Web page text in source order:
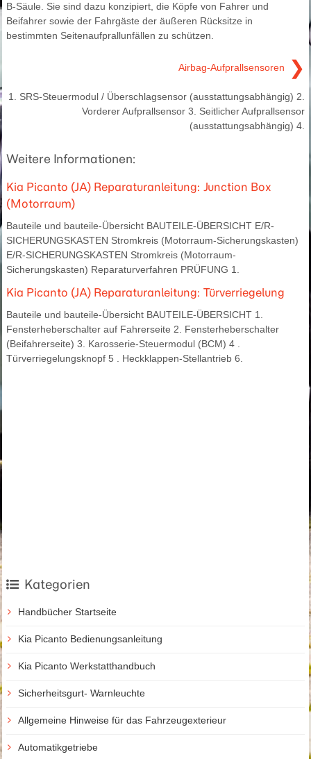
B-Säule. Sie sind dazu konzipiert, die Köpfe von Fahrer und
Beifahrer sowie der Fahrgäste der äußeren Rücksitze in
bestimmten Seitenaufprallunfällen zu schützen.
Airbag-Aufprallsensoren ❯
1. SRS-Steuermodul / Überschlagsensor (ausstattungsabhängig) 2.
Vorderer Aufprallsensor 3. Seitlicher Aufprallsensor
(ausstattungsabhängig) 4.
Weitere Informationen:
Kia Picanto (JA) Reparaturanleitung: Junction Box
(Motorraum)
Bauteile und bauteile-Übersicht BAUTEILE-ÜBERSICHT E/R-
SICHERUNGSKASTEN Stromkreis (Motorraum-Sicherungskasten)
E/R-SICHERUNGSKASTEN Stromkreis (Motorraum-
Sicherungskasten) Reparaturverfahren PRÜFUNG 1.
Kia Picanto (JA) Reparaturanleitung: Türverriegelung
Bauteile und bauteile-Übersicht BAUTEILE-ÜBERSICHT 1.
Fensterheberschalter auf Fahrerseite 2. Fensterheberschalter
(Beifahrerseite) 3. Karosserie-Steuermodul (BCM) 4 .
Türverriegelungsknopf 5 . Heckklappen-Stellantrieb 6.
Kategorien
Handbücher Startseite
Kia Picanto Bedienungsanleitung
Kia Picanto Werkstatthandbuch
Sicherheitsgurt- Warnleuchte
Allgemeine Hinweise für das Fahrzeugexterieur
Automatikgetriebe